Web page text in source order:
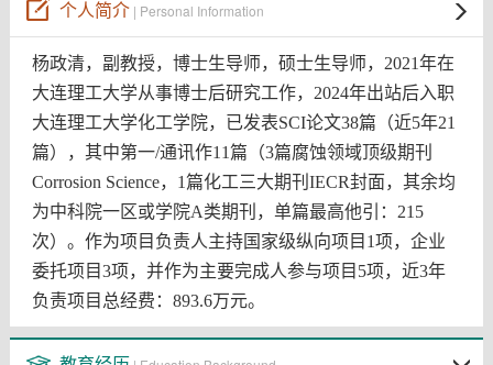
个人简介| Personal Information
杨政清，副教授，博士生导师，硕士生导师， 2021年在
大连理工大学从事博士后研究工作， 2024年出站后入职
大连理工大学化工学院，已发表SCI论文38篇（近5年21
篇），其中第一/通讯作11篇（3篇腐蚀领域顶级期刊
Corrosion Science， 1篇化工三大期刊 IECR封面，其余均
为中科院一区或学院A类期刊，单篇最高他引： 215
次）。作为项目负责人主持国家级纵向项目 1项，企业
委托项目3项，并作为主要完成人参与项目 5项，近3年
负责项目总经费： 893.6万元。